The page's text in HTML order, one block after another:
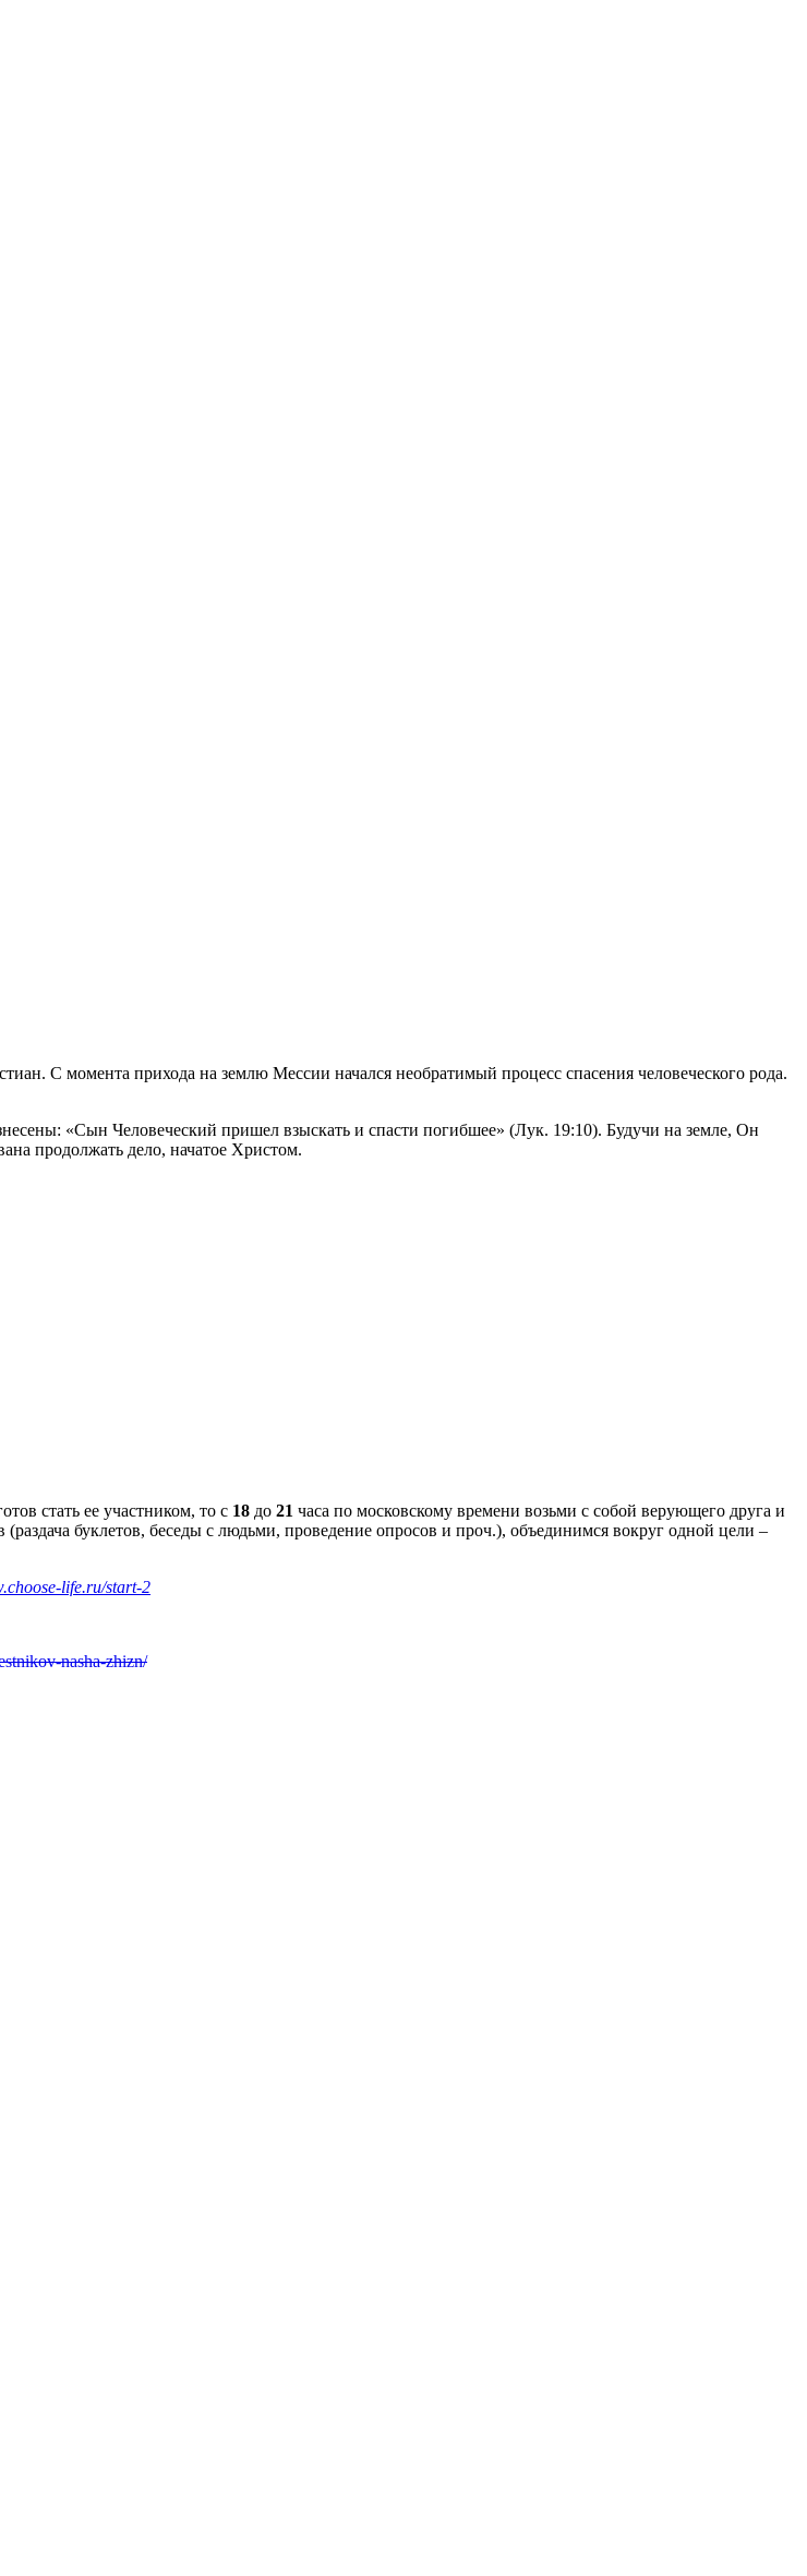
С момента прихода на землю Мессии начался необратимый процесс спасения человеческого рода.
«Сын Человеческий пришел взыскать и спасти погибшее» (Лук. 19:10). Будучи на земле, Он
продолжать дело, начатое Христом.
стать ее участником, то с 18 до 21 часа по московскому времени возьми с собой верующего друга и
буклетов, беседы с людьми, проведение опросов и проч.), объединимся вокруг одной цели –
life.ru/start-2
nasha-zhizn/